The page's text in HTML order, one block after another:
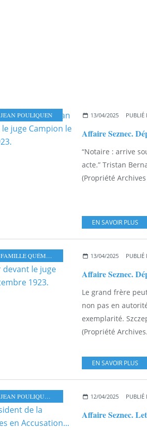
JEAN POULIQUEN 13/04/2025 PUBLIÉ
“Notaire : arrive
acte.” Tristan
(Propriété
EN SAVOIR PLUS
FAMILLE QUÉMENER 13/04/2025 PUBLIÉ
Le grand frère
non pas en
exemplarité.
(Propriété
EN SAVOIR PLUS
JEAN POULIQUEN FRANÇOIS LE HER
12/04/2025 PUBLIÉ